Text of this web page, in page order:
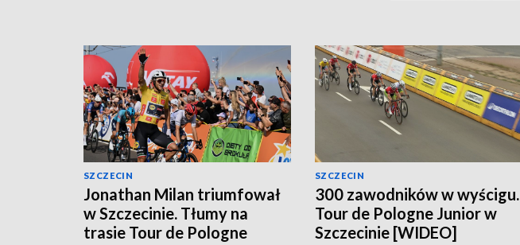
SZCZECIN
Jonathan Milan triumfował
w Szczecinie. Tłumy na
trasie Tour de Pologne
SZCZECIN
300 zawodników w wyścigu.
Tour de Pologne Junior w
Szczecinie [WIDEO]